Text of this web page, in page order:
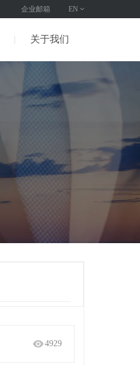
企业邮箱 EN
关于我们
4929